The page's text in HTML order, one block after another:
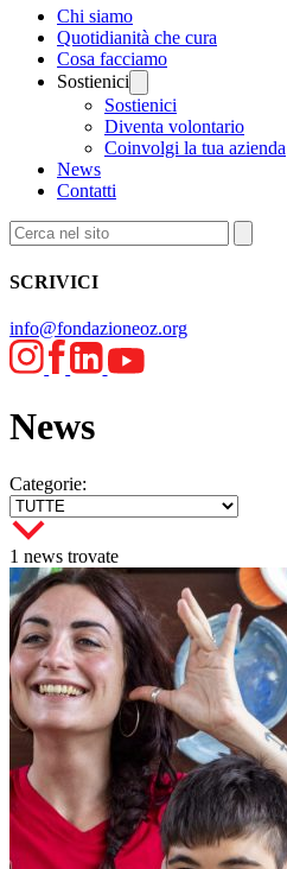
Chi siamo
Quotidianità che cura
Cosa facciamo
Sostienici
Sostienici
Diventa volontario
Coinvolgi la tua azienda
News
Contatti
SCRIVICI
info@fondazioneoz.org
News
Categorie:
1 news trovate